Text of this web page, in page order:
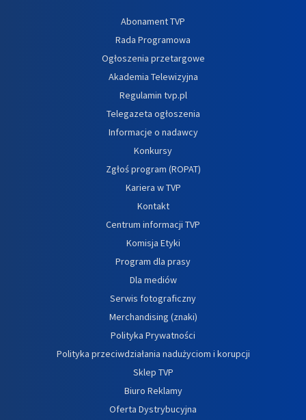
Abonament TVP
Rada Programowa
Ogłoszenia przetargowe
Akademia Telewizyjna
Regulamin tvp.pl
Telegazeta ogłoszenia
Informacje o nadawcy
Konkursy
Zgłoś program (ROPAT)
Kariera w TVP
Kontakt
Centrum informacji TVP
Komisja Etyki
Program dla prasy
Dla mediów
Serwis fotograficzny
Merchandising (znaki)
Polityka Prywatności
Polityka przeciwdziałania nadużyciom i korupcji
Sklep TVP
Biuro Reklamy
Oferta Dystrybucyjna